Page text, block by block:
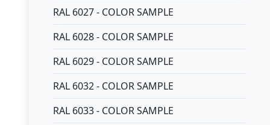
RAL 6027 - COLOR SAMPLE
RAL 6028 - COLOR SAMPLE
RAL 6029 - COLOR SAMPLE
RAL 6032 - COLOR SAMPLE
RAL 6033 - COLOR SAMPLE